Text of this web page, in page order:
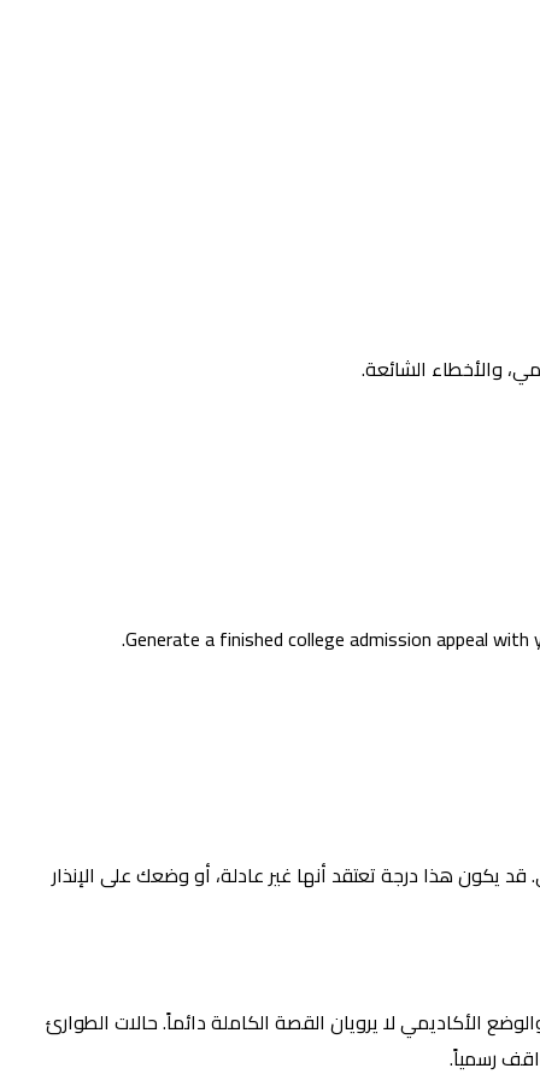
والأخطاء الشائعة.
Generate a finished college admission appeal
هذا درجة تعتقد أنها غير عادلة، أو وضعك على الإنذار
الأكاديمي لا يرويان القصة الكاملة دائماً. حالات الطوارئ
رسمياً.